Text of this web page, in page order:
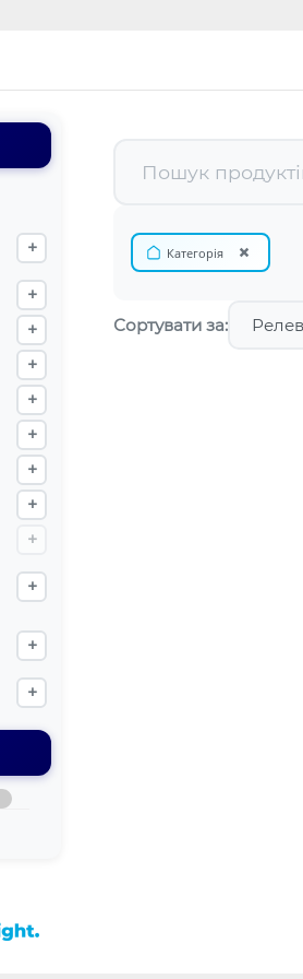
+
+
+
+
+
+
+
+
+
+
+
+
Категорія ×
Сортувати за: